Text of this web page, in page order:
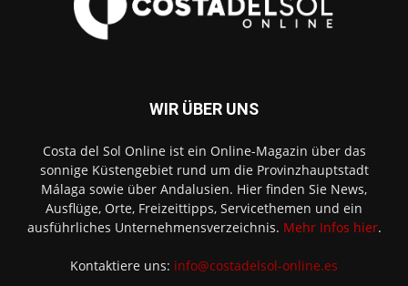
WIR ÜBER UNS
Costa del Sol Online ist ein Online-Magazin über das
sonnige Küstengebiet rund um die Provinzhauptstadt
Málaga sowie über Andalusien. Hier finden Sie News,
Ausflüge, Orte, Freizeittipps, Servicethemen und ein
ausführliches Unternehmensverzeichnis. Mehr Infos hier.
Kontaktiere uns: info@costadelsol-online.es